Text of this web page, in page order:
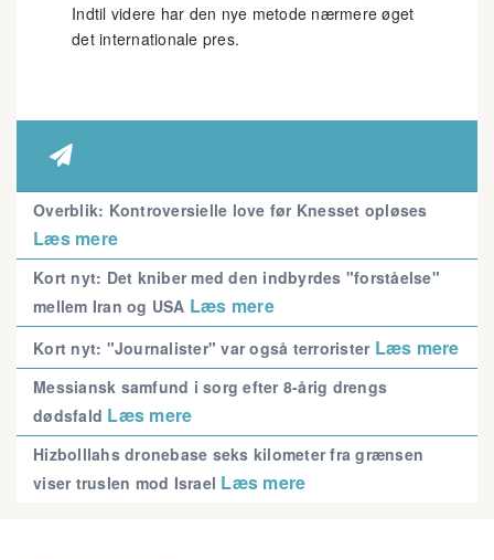
Indtil videre har den nye metode nærmere øget
det internationale pres.

Overblik: Kontroversielle love før Knesset opløses
Læs mere
Kort nyt: Det kniber med den indbyrdes "forståelse"
mellem Iran og USA Læs mere
Kort nyt: "Journalister" var også terrorister Læs mere
Messiansk samfund i sorg efter 8-årig drengs
dødsfald Læs mere
Hizbolllahs dronebase seks kilometer fra grænsen
viser truslen mod Israel Læs mere